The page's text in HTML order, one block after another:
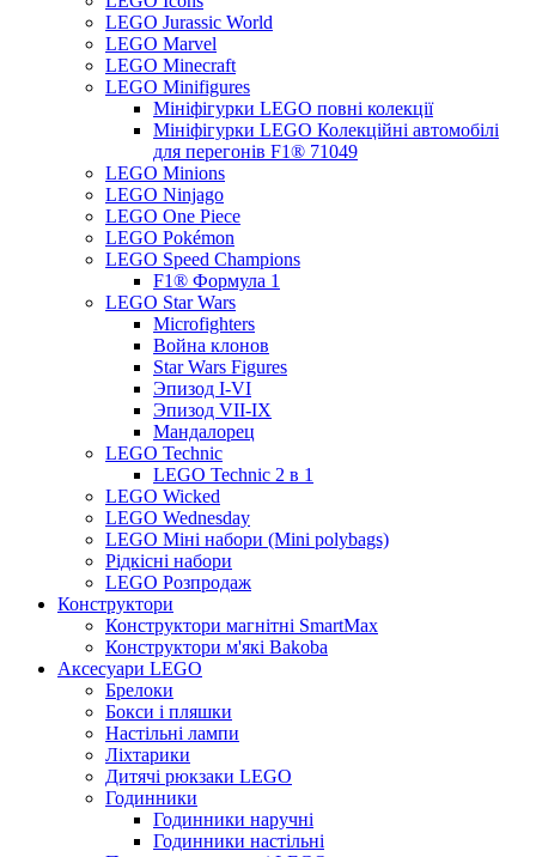
LEGO Jurassic World
LEGO Marvel
LEGO Minecraft
LEGO Minifigures
Мініфігурки LEGO повні колекції
Мініфігурки LEGO Колекційні автомобілі
для перегонів F1® 71049
LEGO Minions
LEGO Ninjago
LEGO One Piece
LEGO Pokémon
LEGO Speed Champions
F1® Формула 1
LEGO Star Wars
Microfighters
Война клонов
Star Wars Figures
Эпизод I-VI
Эпизод VII-IX
Мандалорец
LEGO Technic
LEGO Technic 2 в 1
LEGO Wicked
LEGO Wednesday
LEGO Міні набори (Mini polybags)
Рідкісні набори
LEGO Розпродаж
Конструктори
Конструктори магнітні SmartMax
Конструктори м'які Bakoba
Аксесуари LEGO
Брелоки
Бокси і пляшки
Настільні лампи
Ліхтарики
Дитячі рюкзаки LEGO
Годинники
Годинники наручні
Годинники настільні